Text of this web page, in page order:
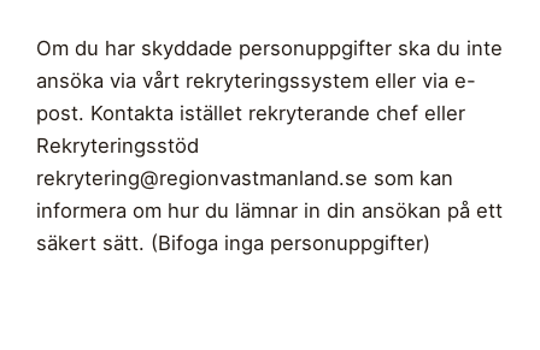
Om du har skyddade personuppgifter ska du inte
ansöka via vårt rekryteringssystem eller via e-
post. Kontakta istället rekryterande chef eller
Rekryteringsstöd
rekrytering@regionvastmanland.se som kan
informera om hur du lämnar in din ansökan på ett
säkert sätt. (Bifoga inga personuppgifter)